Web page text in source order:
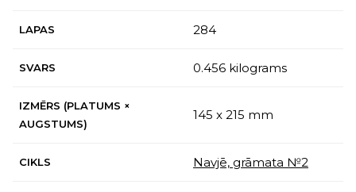
LAPAS 284
SVARS 0.456 kilograms
IZMĒRS (PLATUMS ×
AUGSTUMS)
145 x 215 mm
CIKLS Navjē, grāmata №2